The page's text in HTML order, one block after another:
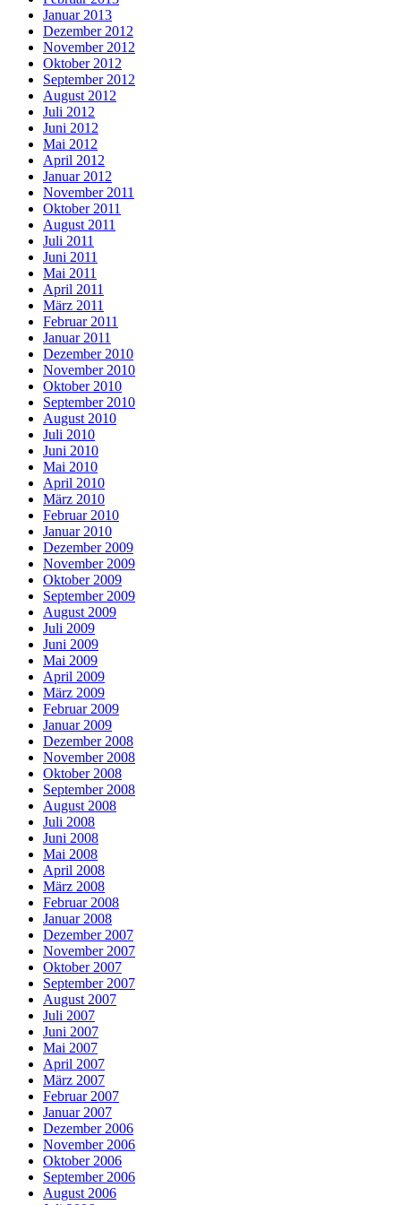
Januar 2013
Dezember 2012
November 2012
Oktober 2012
September 2012
August 2012
Juli 2012
Juni 2012
Mai 2012
April 2012
Januar 2012
November 2011
Oktober 2011
August 2011
Juli 2011
Juni 2011
Mai 2011
April 2011
März 2011
Februar 2011
Januar 2011
Dezember 2010
November 2010
Oktober 2010
September 2010
August 2010
Juli 2010
Juni 2010
Mai 2010
April 2010
März 2010
Februar 2010
Januar 2010
Dezember 2009
November 2009
Oktober 2009
September 2009
August 2009
Juli 2009
Juni 2009
Mai 2009
April 2009
März 2009
Februar 2009
Januar 2009
Dezember 2008
November 2008
Oktober 2008
September 2008
August 2008
Juli 2008
Juni 2008
Mai 2008
April 2008
März 2008
Februar 2008
Januar 2008
Dezember 2007
November 2007
Oktober 2007
September 2007
August 2007
Juli 2007
Juni 2007
Mai 2007
April 2007
März 2007
Februar 2007
Januar 2007
Dezember 2006
November 2006
Oktober 2006
September 2006
August 2006